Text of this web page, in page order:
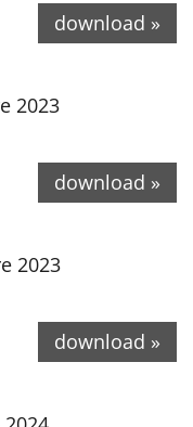
download »
2023
download »
2023
download »